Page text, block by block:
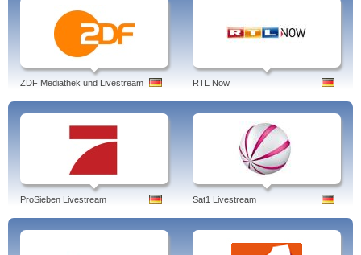
ZDF Mediathek und Livestream RTL Now
ProSieben Livestream Sat1 Livestream